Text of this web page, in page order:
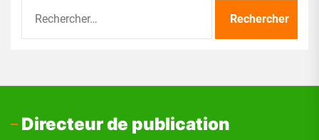
Directeur de publication